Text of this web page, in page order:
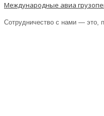
Международные авиа
Сотрудничество с нами — это,